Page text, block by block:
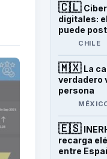
🇨🇱
digitales:
puede
CHILE
🇲🇽 La
verdadero
persona
🇪🇸
recarga
entre